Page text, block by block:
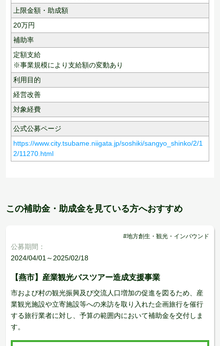
上限金額・助成額
20万円
補助率
定額支給
※事業規模により支給額の変動あり
利用目的
経営改善
対象経費
公式公募ページ
https://www.city.tsubame.niigata.jp/soshiki/sangyo_shinko/2/1
2/11270.html
この補助金・助成金を見ている方へおすすめ
#地方創生・観光・インバウンド
公募期間：
2024/04/01～2025/02/18
【燕市】産業観光バスツアー造成支援事業
市および村の観光振興及び交流人口増加の促進を図るため、産
業観光施設や立寄施設等への来訪を取り入れた企画旅行を催行
する旅行業者に対し、予算の範囲内において補助金を交付しま
す。